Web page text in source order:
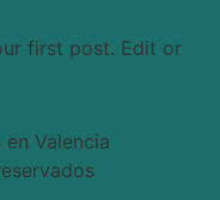
first post. Edit or
Valencia